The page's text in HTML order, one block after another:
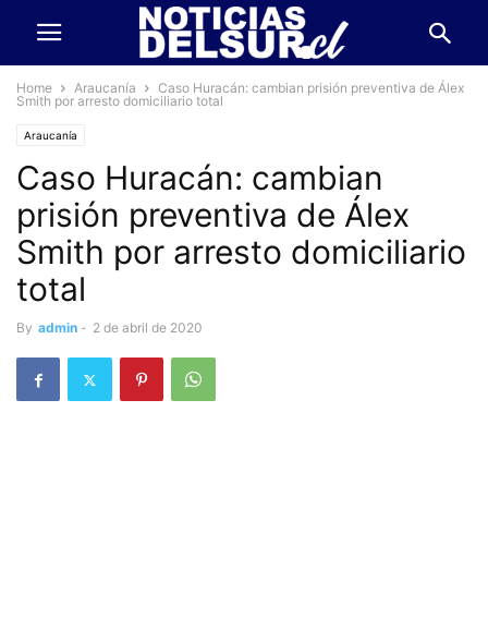
Home Araucanía
Caso Huracán: cambian prisión preventiva de Álex
Smith por arresto domiciliario total
Araucanía
Caso Huracán: cambian
prisión preventiva de Álex
Smith por arresto domiciliario
total
By admin - 2 de abril de 2020